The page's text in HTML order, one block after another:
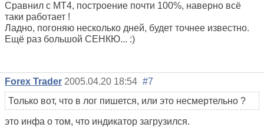
Сравнил с МТ4, построение почти 100%, наверно всё
таки работает !
Ладно, погоняю несколько дней, будет точнее известно.
Ещё раз большой СЕНКЮ... :)
Forex Trader 2005.04.20 18:54 #7
Только вот, что в лог пишется, или это несмертельно ?
это инфа о том, что индикатор загрузился.